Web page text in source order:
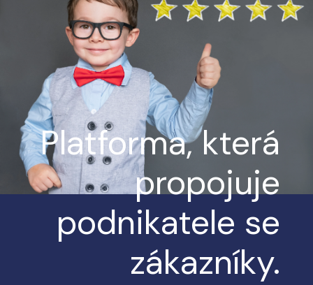
Platforma, která
propojuje
podnikatele se
zákazníky.